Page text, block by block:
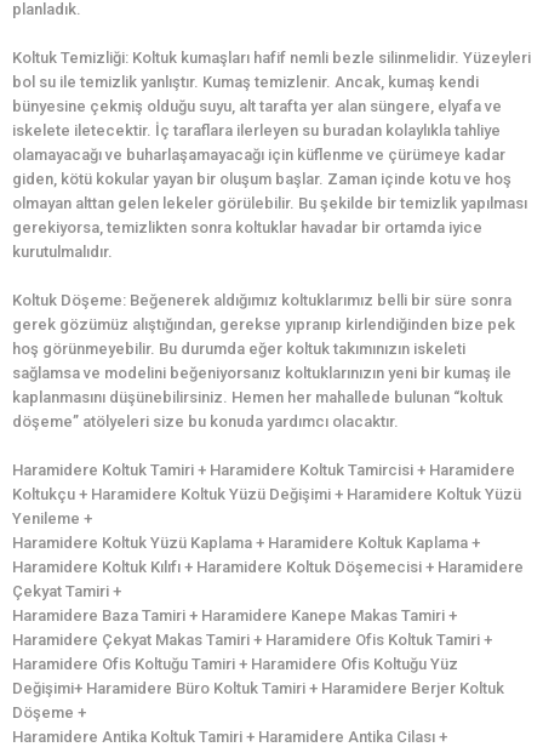
planladık.
Koltuk Temizliği: Koltuk kumaşları hafif nemli bezle silinmelidir. Yüzeyleri
bol su ile temizlik yanlıştır. Kumaş temizlenir. Ancak, kumaş kendi
bünyesine çekmiş olduğu suyu, alt tarafta yer alan süngere, elyafa ve
iskelete iletecektir. İç taraflara ilerleyen su buradan kolaylıkla tahliye
olamayacağı ve buharlaşamayacağı için küflenme ve çürümeye kadar
giden, kötü kokular yayan bir oluşum başlar. Zaman içinde kotu ve hoş
olmayan alttan gelen lekeler görülebilir. Bu şekilde bir temizlik yapılması
gerekiyorsa, temizlikten sonra koltuklar havadar bir ortamda iyice
kurutulmalıdır.
Koltuk Döşeme: Beğenerek aldığımız koltuklarımız belli bir süre sonra
gerek gözümüz alıştığından, gerekse yıpranıp kirlendiğinden bize pek
hoş görünmeyebilir. Bu durumda eğer koltuk takımınızın iskeleti
sağlamsa ve modelini beğeniyorsanız koltuklarınızın yeni bir kumaş ile
kaplanmasını düşünebilirsiniz. Hemen her mahallede bulunan “koltuk
döşeme” atölyeleri size bu konuda yardımcı olacaktır.
Haramidere Koltuk Tamiri + Haramidere Koltuk Tamircisi + Haramidere
Koltukçu + Haramidere Koltuk Yüzü Değişimi + Haramidere Koltuk Yüzü
Yenileme +
Haramidere Koltuk Yüzü Kaplama + Haramidere Koltuk Kaplama +
Haramidere Koltuk Kılıfı + Haramidere Koltuk Döşemecisi + Haramidere
Çekyat Tamiri +
Haramidere Baza Tamiri + Haramidere Kanepe Makas Tamiri +
Haramidere Çekyat Makas Tamiri + Haramidere Ofis Koltuk Tamiri +
Haramidere Ofis Koltuğu Tamiri + Haramidere Ofis Koltuğu Yüz
Değişimi+ Haramidere Büro Koltuk Tamiri + Haramidere Berjer Koltuk
Döşeme +
Haramidere Antika Koltuk Tamiri + Haramidere Antika Cilası +